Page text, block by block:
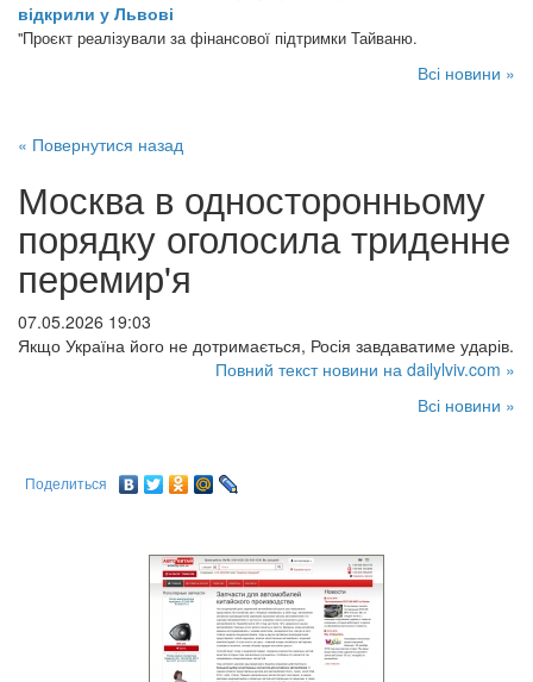
відкрили у Львові
"Проєкт реалізували за фінансової підтримки Тайваню.
Всі новини »
« Повернутися назад
Москва в односторонньому
порядку оголосила триденне
перемир'я
07.05.2026 19:03
Якщо Україна його не дотримається, Росія завдаватиме ударів.
Повний текст новини на dailylviv.com »
Всі новини »
Поделиться